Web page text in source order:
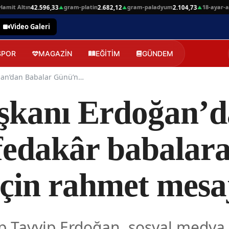
Altın42.596,33▲gram-platin2.682,12▲gram-paladyum2.104,73▲18-ayar-altin
Video Galeri
MAGAZİN EĞİTİM GÜNDEM
Cumhurbaşkanı Erdoğan’dan Babalar Günü’nde fedakâr babalara teşekkür ve şehitler için rahmet mesajı
rahmet